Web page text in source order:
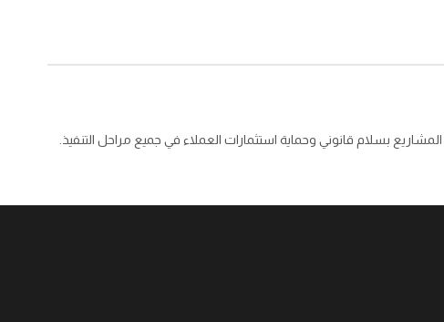
بسلام قانوني وحماية استثمارات العملاء في جميع مراحل التنفيذ.